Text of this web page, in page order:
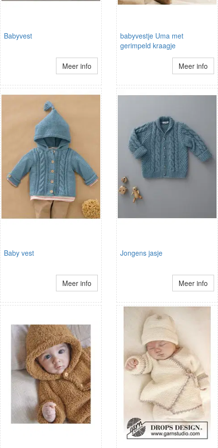
Babyvest
Meer info
babyvestje Uma met
gerimpeld kraagje
Meer info
Baby vest
Meer info
Jongens jasje
Meer info